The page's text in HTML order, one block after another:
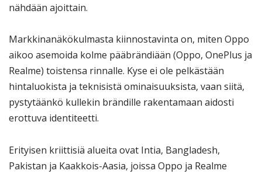
nähdään ajoittain.
Markkinanäkökulmasta kiinnostavinta on, miten Oppo
aikoo asemoida kolme pääbrändiään (Oppo, OnePlus ja
Realme) toistensa rinnalle. Kyse ei ole pelkästään
hintaluokista ja teknisistä ominaisuuksista, vaan siitä,
pystytäänkö kullekin brändille rakentamaan aidosti
erottuva identiteetti.
Erityisen kriittisiä alueita ovat Intia, Bangladesh,
Pakistan ja Kaakkois-Aasia, joissa Oppo ja Realme